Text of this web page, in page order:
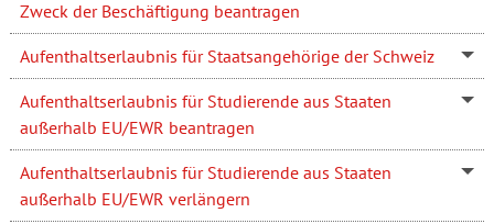
Zweck der Beschäftigung beantragen
Aufenthaltserlaubnis für Staatsangehörige der Schweiz
Aufenthaltserlaubnis für Studierende aus Staaten
außerhalb EU/EWR beantragen
Aufenthaltserlaubnis für Studierende aus Staaten
außerhalb EU/EWR verlängern